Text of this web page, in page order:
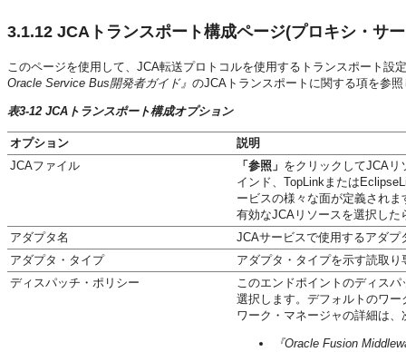
3.1.12 JCAトランスポート構成ページ(プロキシ・サ
このページを使用して、JCA転送プロトコルを使用するトランスポート設
Oracle Service Bus開発者ガイド』 のJCAトランスポートに関する項を参
表3-12 JCAトランスポート構成オプション
オプション
説明
JCAファイル
「参照」 をクリックしてJCAリ
インド、TopLinkまたは
ービスの様々な面が定義されま
有効なJCAリソースを選択し
アダプタ名
JCAサービスで使用するアダ
アダプタ・タイプ
アダプタ・タイプを示す読取り
ディスパッチ・ポリシー
このエンドポイントのディス
選択します。デフォルトのワ
ワーク・マネージャの詳細は
『Oracle Fusion